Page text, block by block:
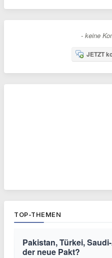
- keine
JETZT
TOP-THEMEN
Pakistan, Türkei,
der neue Pakt?